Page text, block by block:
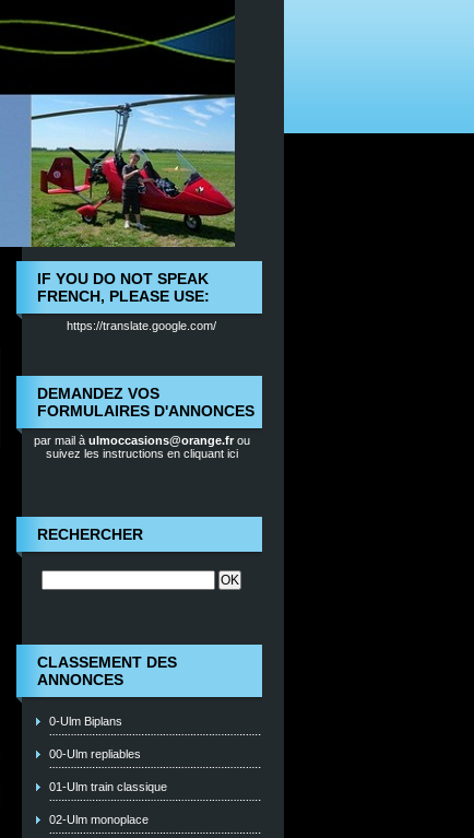
IF YOU DO NOT SPEAK
FRENCH, PLEASE USE:
https://translate.google.com/
DEMANDEZ VOS
FORMULAIRES D'ANNONCES
par mail à ulmoccasions@orange.frou
suivez les instructions en cliquant ici
RECHERCHER
CLASSEMENT DES
ANNONCES
0-Ulm Biplans
00-Ulm repliables
01-Ulm train classique
02-Ulm monoplace